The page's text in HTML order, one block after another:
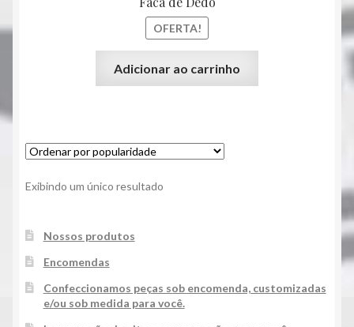
OFERTA!
Adicionar ao carrinho
Exibindo um único resultado
Nossos produtos
Encomendas
Confeccionamos peças sob encomenda, customizadas
e/ou sob medida para você.